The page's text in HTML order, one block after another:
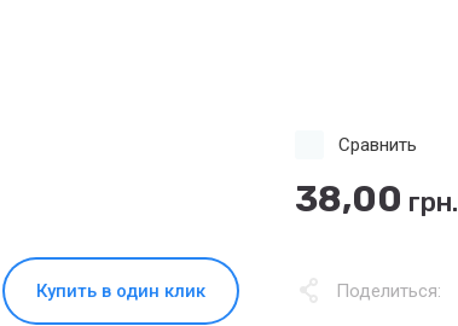
38,00 грн.
Сравнить
Купить в один клик Поделиться: